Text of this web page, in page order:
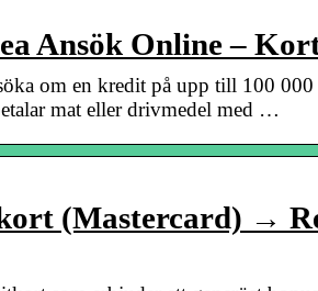
Ansök Online –
om en kredit på upp till 100
mat eller drivmedel med …
(Mastercard) →